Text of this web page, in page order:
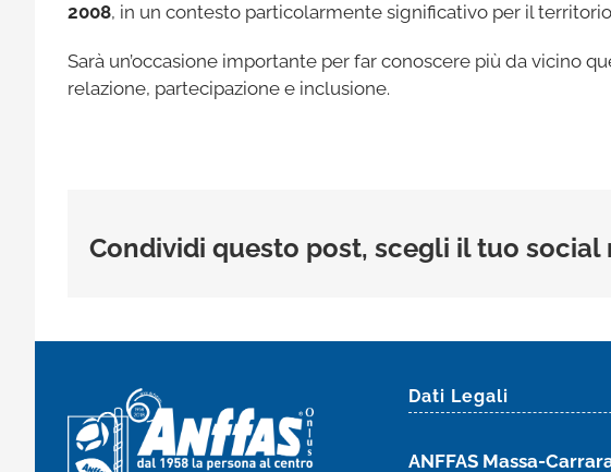
2008, in un contesto particolarmente significativo per il
Sarà un’occasione importante per far conoscere più da vicino
relazione, partecipazione e inclusione.
Condividi questo post, scegli il tuo social
Dati Legali
ANFFAS Massa-